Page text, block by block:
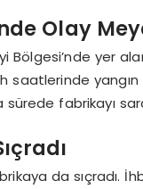
Olay
Bölgesi’nde yer
yangın
fabrikayı
da sıçradı.